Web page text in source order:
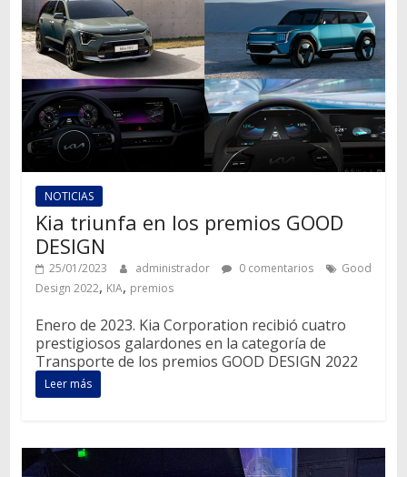
NOTICIAS
Kia triunfa en los premios GOOD
DESIGN
25/01/2023 administrador 0 comentarios
Good
Design 2022, KIA, premios
Enero de 2023. Kia Corporation recibió cuatro
prestigiosos galardones en la categoría de
Transporte de los premios GOOD DESIGN 2022
Leer más